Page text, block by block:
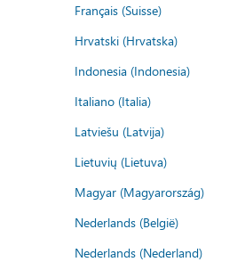
Français (Suisse)
Hrvatski (Hrvatska)
Indonesia (Indonesia)
Italiano (Italia)
Latviešu (Latvija)
Lietuvių (Lietuva)
Magyar (Magyarország)
Nederlands (België)
Nederlands (Nederland)